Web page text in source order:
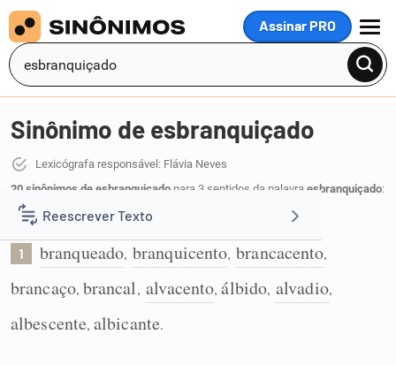
Assinar PRO
MENU
Reescrever Texto
Resumir Texto
Corrigir Texto
Sinônimo de esbranquiçado
Lexicógrafa responsável: Flávia Neves
20 sinônimos de esbranquiçado para 3 sentidos da palavra esbranquiçado:
Quase branco:
1 branqueado, branquicento, brancacento,
brancaço, brancal, alvacento,álbido, alvadio,
albescente, albicante.